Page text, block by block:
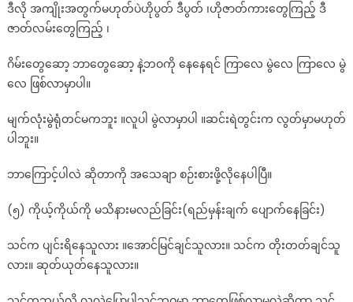
ဒီလို အကျိုးအတွက်မဟုတ်ပဲဟိုပွတ် ဒီပွတ် ၊ဟိုဇာတ်ကားတွေကြည့် ဒီ
ဇာတ်လမ်းတွေကြည့် ၊
ဂိမ်းတွေဆော့ ဘာတွေဆော့ နဲ့ဘဝကို နေနေရင် ကြာလေ မွဲလေ ကြာလေ မွဲ
လေ ဖြစ်လာမှာပါ။
မျက်လုံးမွဲရုံတင်မကဘူး ။လူပါ မွဲလာမှာပါ ။ဆင်းရဲတွင်းက လွတ်မှာမဟုတ်
ပါဘူး။
ဘာကြောင့်ပါလဲ ဆိုတာကို အသေချာ စဉ်းစားဖို့လိုနေပါပြီ။
(၅) ကိုယ့်ကိုယ်ကို မသိနားမလည်ခြင်း(ရည်မှန်းချက် ပျောက်နေခြင်း)
သင်က ပျင်းရိနေသူလား ။အောင်မြင်ချင်သူလား။ သင်က တိုးတတ်ချင်သူ
လား။ ဆုတ်ယုတ်နေသူလား။